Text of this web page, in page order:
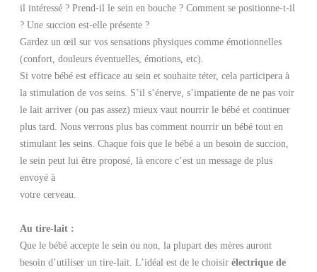
il intéressé ? Prend-il le sein en bouche ? Comment se positionne-t-il
? Une succion est-elle présente ?
Gardez un œil sur vos sensations physiques comme émotionnelles
(confort, douleurs éventuelles, émotions, etc).
Si votre bébé est efficace au sein et souhaite téter, cela participera à
la stimulation de vos seins. S’il s’énerve, s’impatiente de ne pas voir
le lait arriver (ou pas assez) mieux vaut nourrir le bébé et continuer
plus tard. Nous verrons plus bas comment nourrir un bébé tout en
stimulant les seins. Chaque fois que le bébé a un besoin de succion,
le sein peut lui être proposé, là encore c’est un message de plus
envoyé à
votre cerveau.
Au tire-lait :
Que le bébé accepte le sein ou non, la plupart des mères auront
besoin d’utiliser un tire-lait. L’idéal est de le choisir électrique de